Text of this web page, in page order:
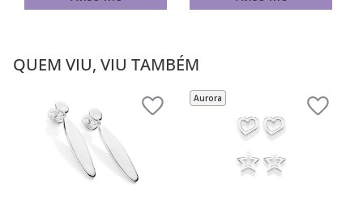
QUEM VIU, VIU TAMBÉM
Aurora